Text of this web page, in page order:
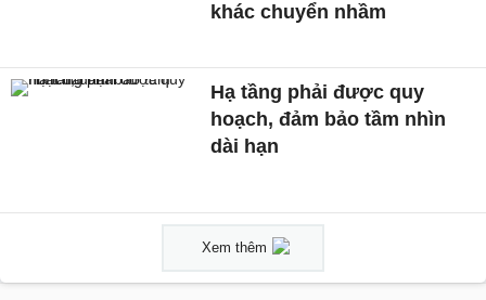
khác chuyển nhầm
Hạ tầng phải được quy
hoạch, đảm bảo tầm nhìn
dài hạn
Xem thêm